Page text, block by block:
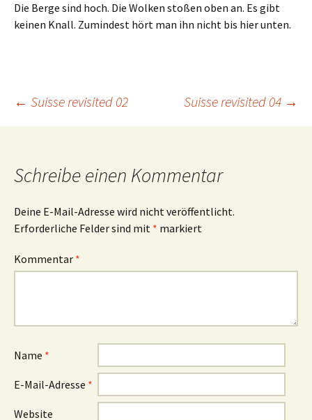
Die Berge sind hoch. Die Wolken stoßen oben an. Es gibt
keinen Knall. Zumindest hört man ihn nicht bis hier unten.
Beitrags-
← Suisse revisited 02 Suisse revisited 04 →
Schreibe einen Kommentar
Deine E-Mail-Adresse wird nicht veröffentlicht.
Erforderliche Felder sind mit * markiert
Kommentar *
Name *
E-Mail-Adresse *
Website